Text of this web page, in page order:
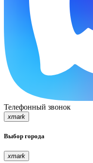
Телефонный звонок
xmark
Выбор города
xmark